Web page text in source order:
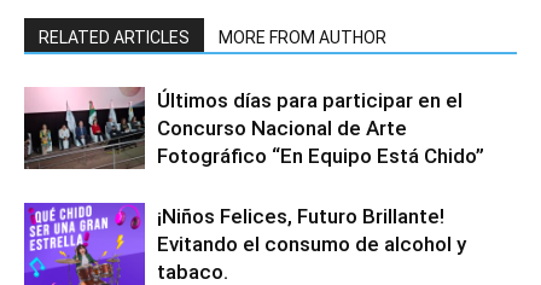
RELATED ARTICLES MORE FROM AUTHOR
Últimos días para participar en el
Concurso Nacional de Arte
Fotográfico “En Equipo Está Chido”
¡Niños Felices, Futuro Brillante!
Evitando el consumo de alcohol y
tabaco.